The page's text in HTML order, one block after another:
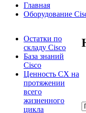
Главная
Оборудование
Остатки по
складу Cisco
База знаний
Cisco
Ценность CX на
протяжении
всего
жизненного
цикла